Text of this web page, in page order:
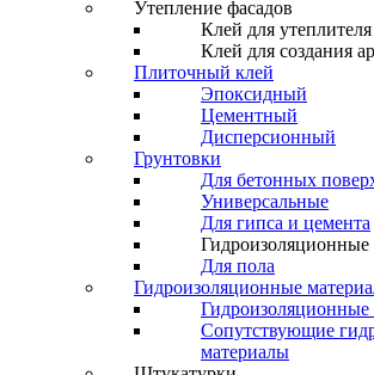
Утепление фасадов
Клей для утеплителя
Клей для создания
Плиточный клей
Эпоксидный
Цементный
Дисперсионный
Грунтовки
Для бетонных
Универсальные
Для гипса и цемента
Гидроизоляционные
Для пола
Гидроизоляционные
Гидроизоляционные
Сопутствующие
материалы